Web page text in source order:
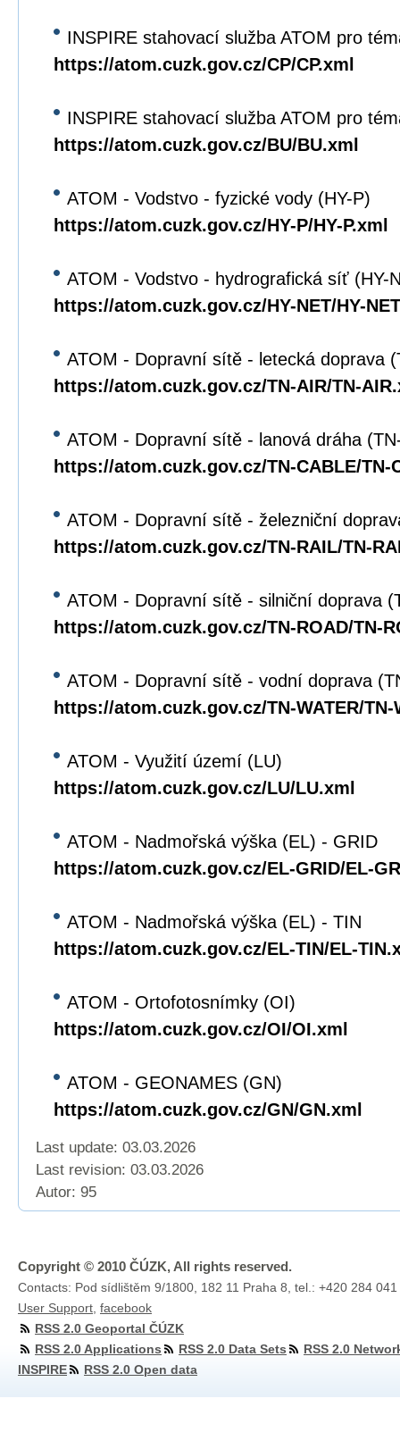
INSPIRE stahovací služba ATOM pro
https://atom.cuzk.gov.cz/CP/CP.xml
INSPIRE stahovací služba ATOM pro
https://atom.cuzk.gov.cz/BU/BU.xml
ATOM - Vodstvo - fyzické vody (HY-P)
https://atom.cuzk.gov.cz/HY-P/HY-P.xml
ATOM - Vodstvo - hydrografická síť (HY-
https://atom.cuzk.gov.cz/HY-NET/HY-
ATOM - Dopravní sítě - letecká doprava
https://atom.cuzk.gov.cz/TN-AIR/TN-
ATOM - Dopravní sítě - lanová dráha
https://atom.cuzk.gov.cz/TN-CABLE/TN-
ATOM - Dopravní sítě - železniční
https://atom.cuzk.gov.cz/TN-RAIL/TN-
ATOM - Dopravní sítě - silniční doprava
https://atom.cuzk.gov.cz/TN-ROAD/TN-
ATOM - Dopravní sítě - vodní doprava
https://atom.cuzk.gov.cz/TN-WATER/TN-
ATOM - Využití území (LU)
https://atom.cuzk.gov.cz/LU/LU.xml
ATOM - Nadmořská výška (EL) - GRID
https://atom.cuzk.gov.cz/EL-GRID/EL-
ATOM - Nadmořská výška (EL) - TIN
https://atom.cuzk.gov.cz/EL-TIN/EL-
ATOM - Ortofotosnímky (OI)
https://atom.cuzk.gov.cz/OI/OI.xml
ATOM - GEONAMES (GN)
https://atom.cuzk.gov.cz/GN/GN.xml
Last update: 03.03.2026
Last revision: 03.03.2026
Autor: 95
Copyright © 2010 ČÚZK, All rights reserved.
Contacts: Pod sídlištěm 9/1800, 182 11 Praha 8, tel.: +420 284
User Support facebook
RSS 2.0 Geoportal ČÚZK
RSS 2.0 Applications
RSS 2.0 Data Sets
RSS 2.0
INSPIRE
RSS 2.0 Open data